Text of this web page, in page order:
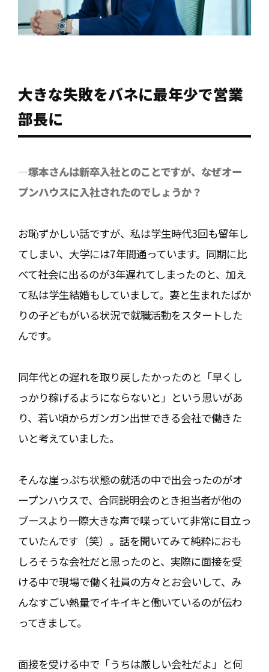
大きな失敗をバネに最年少で営業
部長に
―塚本さんは新卒入社とのことですが、なぜオー
プンハウスに入社されたのでしょうか？
お恥ずかしい話ですが、私は学生時代3回も留年し
てしまい、大学には7年間通っています。同期に比
べて社会に出るのが3年遅れてしまったのと、加え
て私は学生結婚もしていまして。妻と生まれたばか
りの子どもがいる状況で就職活動をスタートした
んです。
同年代との遅れを取り戻したかったのと「早くし
っかり稼げるようにならないと」という思いがあ
り、若い頃からガンガン出世できる会社で働きた
いと考えていました。
そんな崖っぷち状態の就活の中で出会ったのがオ
ープンハウスで、合同説明会のとき担当者が他の
ブースより一際大きな声で喋っていて非常に目立っ
ていたんです（笑）。話を聞いてみて純粋におも
しろそうな会社だと思ったのと、実際に面接を受
ける中で現場で働く社員の方々とお会いして、み
んなすごい熱量でイキイキと働いているのが伝わ
ってきまして。
面接を受ける中で「うちは厳しい会社だよ」と何